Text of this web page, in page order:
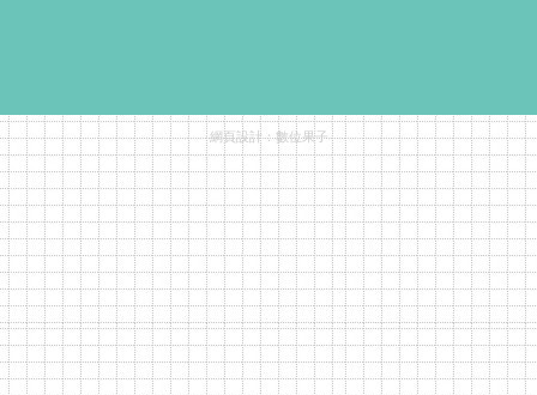
網頁設計：數位果子